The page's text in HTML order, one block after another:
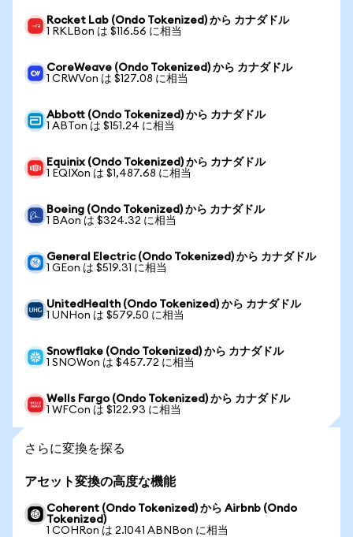
Rocket Lab (Ondo Tokenized) から カナダドル
1 RKLBon は $116.56 に相当
CoreWeave (Ondo Tokenized) から カナダドル
1 CRWVon は $127.08 に相当
Abbott (Ondo Tokenized) から カナダドル
1 ABTon は $151.24 に相当
Equinix (Ondo Tokenized) から カナダドル
1 EQIXon は $1,487.68 に相当
Boeing (Ondo Tokenized) から カナダドル
1 BAon は $324.32 に相当
General Electric (Ondo Tokenized) から カナダドル
1 GEon は $519.31 に相当
UnitedHealth (Ondo Tokenized) から カナダドル
1 UNHon は $579.50 に相当
Snowflake (Ondo Tokenized) から カナダドル
1 SNOWon は $457.72 に相当
Wells Fargo (Ondo Tokenized) から カナダドル
1 WFCon は $122.93 に相当
さらに変換を探る
アセット変換の高度な機能
Coherent (Ondo Tokenized) から Airbnb (Ondo
Tokenized)
1 COHRon は 2.1041 ABNBon に相当